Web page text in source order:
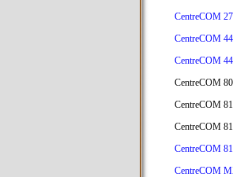
CentreCOM
CentreCOM
CentreCOM
CentreCOM
CentreCOM
CentreCOM
CentreCOM
CentreCOM